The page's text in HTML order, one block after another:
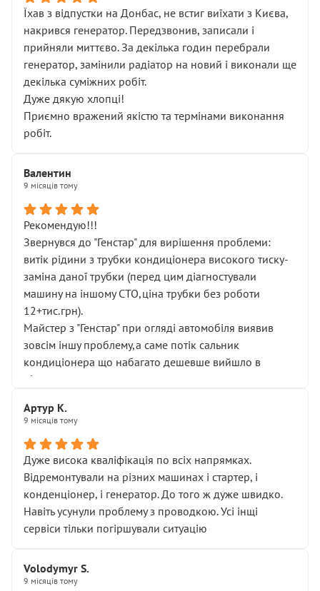
Їхав з відпустки на Донбас, не встиг виїхати з Києва,
накрився генератор. Передзвонив, записали і
прийняли миттєво. За декілька годин перебрали
генератор, замінили радіатор на новий і виконали ще
декілька суміжних робіт.
Дуже дякую хлопці!
Приємно вражений якістю та термінами виконання
робіт.
Валентин
9 місяців тому
Рекомендую!!!
Звернувся до "Генстар" для вирішення проблеми:
витік рідини з трубки кондиціонера високого тиску-
заміна даної трубки (перед цим діагностували
машину на іншому СТО,ціна трубки без роботи
12+тис.грн).
Майстер з "Генстар" при огляді автомобіля виявив
зовсім іншу проблему,а саме потік сальник
кондиціонера що набагато дешевше вийшло в
підсумку.
Артур К.
9 місяців тому
Дуже висока кваліфікація по всіх напрямках.
Відремонтували на різних машинах і стартер, і
конденціонер, і генератор. До того ж дуже швидко.
Навіть усунули проблему з проводкою. Усі інщі
сервіси тільки погіршували ситуацію
Volodymyr S.
9 місяців тому